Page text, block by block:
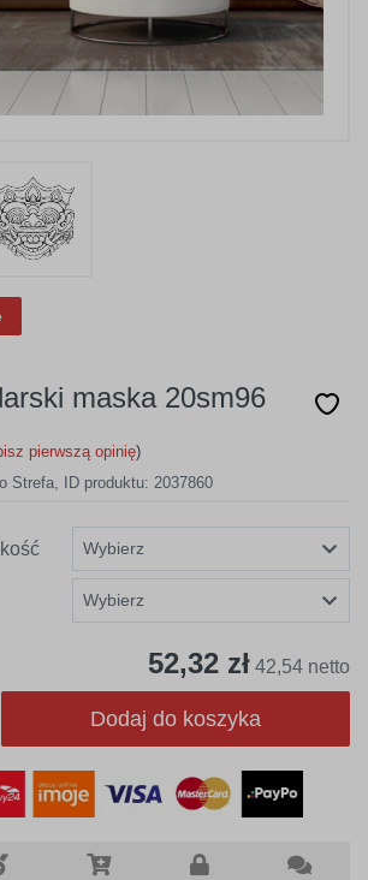
maska 20sm96
pierwszą opinię)
Strefa, ID produktu: 2037860
52,32 zł 42,54 netto
Dodaj do koszyka